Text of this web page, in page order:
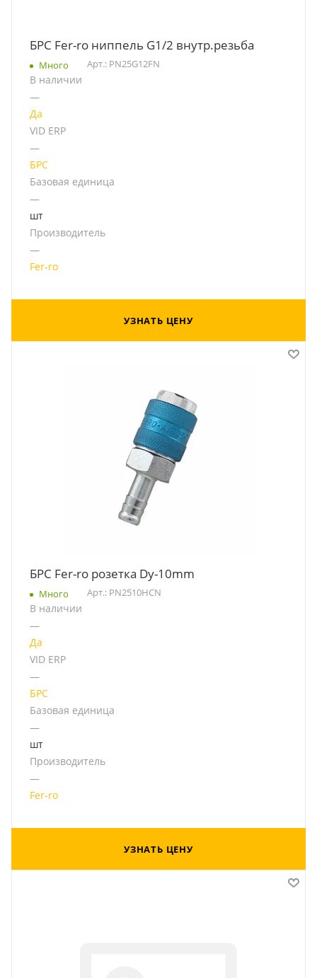
БРС Fer-ro ниппель G1/2 внутр.резьба
Много Арт.: PN25G12FN
В наличии
—
Да
VID ERP
—
БРС
Базовая единица
—
шт
Производитель
—
Fer-ro
УЗНАТЬ ЦЕНУ
БРС Fer-ro розетка Dy-10mm
Много Арт.: PN2510HCN
В наличии
—
Да
VID ERP
—
БРС
Базовая единица
—
шт
Производитель
—
Fer-ro
УЗНАТЬ ЦЕНУ